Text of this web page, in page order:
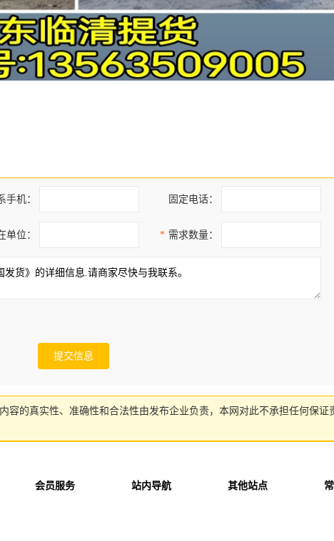
手机： 固定电话：
单位： * 需求数量：
容的真实性、准确性和合法性由发布企业负责，本网对此不承担任何保证
会员服务 站内导航 其他站点